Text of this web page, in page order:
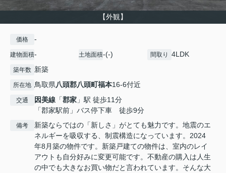
【外観】
価格 -
建物面積- 土地面積-(-) 間取り 4LDK
築年数 新築
所在地 鳥取県八頭郡八頭町福本16-6付近
交通 因美線 「郡家 」駅 徒歩11分
「郡家駅前」バス停下車 徒歩9分
備考
新築ならではの「新しさ」がとても魅力です。地震のエ
ネルギーを吸収する、制震構造になっています。2024
年8月築の物件です。新築戸建ての物件は、室内のレイ
アウトも自分好みに変更可能です。不動産の購入は人生
の中でも大きなお買い物だと言われています。そんな大